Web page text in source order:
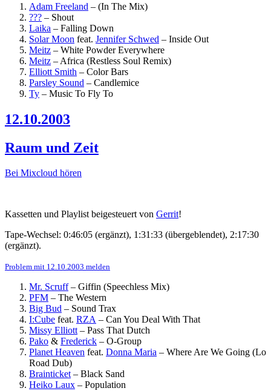
Adam Freeland – (In The Mix)
??? – Shout
Laika – Falling Down
Solar Moon feat. Jennifer Schwed – Inside Out
Meitz – White Powder Everywhere
Meitz – Africa (Restless Soul Remix)
Elliott Smith – Color Bars
Parsley Sound – Candlemice
Ty – Music To Fly To
12.10.2003
Raum und Zeit
Bei Mixcloud hören
Kassetten und Playlist beigesteuert von Gerrit!
Tape-Wechsel: 0:46:05 (ergänzt), 1:31:33 (übergeblendet), 2:17:30
(ergänzt).
Problem mit 12.10.2003 melden
Mr. Scruff– Giffin (Speechless Mix)
PFM – The Western
Big Bud – Sound Trax
I:Cube feat. RZA – Can You Deal With That
Missy Elliott– Pass That Dutch
Pako & Frederick – O-Group
Planet Heaven feat. Donna Maria – Where Are We Going (Lo
Road Dub)
Brainticket– Black Sand
Heiko Laux – Population